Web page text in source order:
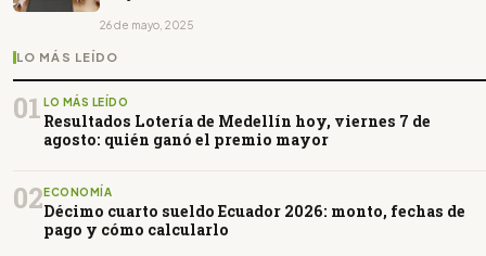
26 de mayo, 2025
LO MÁS LEÍDO
01 LO MÁS LEÍDO
Resultados Lotería de Medellín hoy, viernes 7 de
agosto: quién ganó el premio mayor
02ECONOMÍA
Décimo cuarto sueldo Ecuador 2026: monto, fechas de
pago y cómo calcularlo